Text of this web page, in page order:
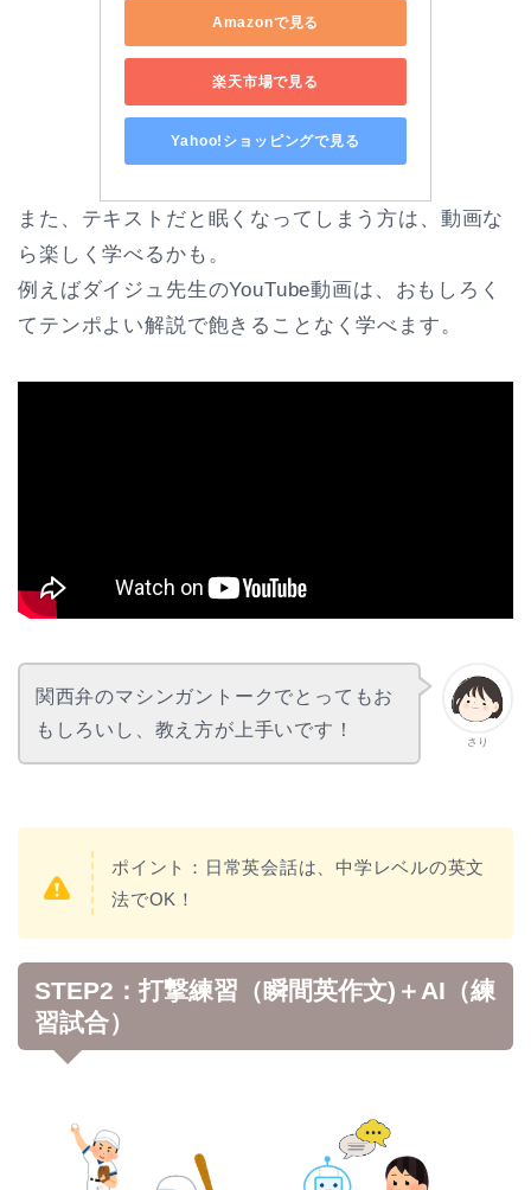
Amazonで見る
楽天市場で見る
Yahoo!ショッピングで見る
また、テキストだと眠くなってしまう方は、動画な
ら楽しく学べるかも。
例えばダイジュ先生のYouTube動画は、おもしろく
てテンポよい解説で飽きることなく学べます。
さり
関西弁のマシンガントークでとってもお
もしろいし、教え方が上手いです！
ポイント：日常英会話は、中学レベルの英文
法でOK！
STEP2：打撃練習（瞬間英作文)＋AI（練
習試合）